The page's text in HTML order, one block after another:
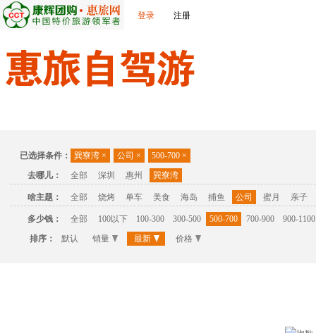
登录 注册
已选择条件： 巽寮湾 × 公司 × 500-700 ×
去哪儿：
全部 深圳 惠州 巽寮湾
啥主题： 全部 烧烤 单车 美食 海岛 捕鱼 公司 蜜月 亲子
多少钱： 全部 100以下 100-300 300-500 500-700 700-900
900-1100
排序：
默认 销量 最新 价格